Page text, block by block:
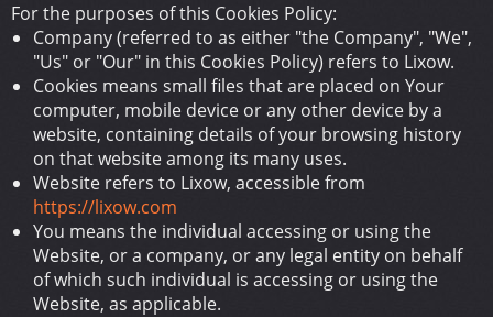
For the purposes of this Cookies Policy:
Company (referred to as either "the Company", "We",
"Us" or "Our" in this Cookies Policy) refers to Lixow.
Cookies means small files that are placed on Your
computer, mobile device or any other device by a
website, containing details of your browsing history
on that website among its many uses.
Website refers to Lixow, accessible from
https://lixow.com
You means the individual accessing or using the
Website, or a company, or any legal entity on behalf
of which such individual is accessing or using the
Website, as applicable.